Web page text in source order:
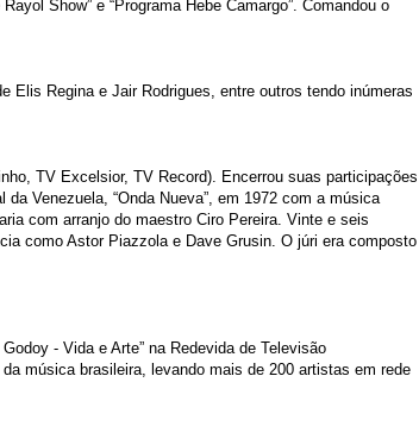
Show” e “Programa Hebe Camargo”. Comandou o
Elis Regina e Jair Rodrigues, entre outros tendo inúmeras
TV Excelsior, TV Record). Encerrou suas participações
Venezuela, “Onda Nueva”, em 1972 com a música
com arranjo do maestro Ciro Pereira. Vinte e seis
como Astor Piazzola e Dave Grusin. O júri era composto
- Vida e Arte” na Redevida de Televisão
música brasileira, levando mais de 200 artistas em rede